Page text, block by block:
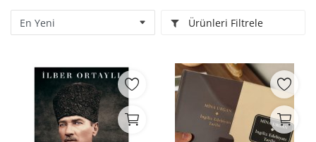
Kitaplığım
Mağazalar
Ürünleri Filtrele